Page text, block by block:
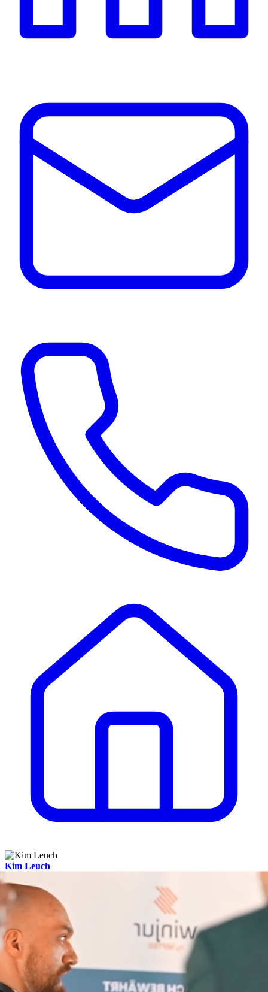
Kim Leuch
Head of Legal, Compliance & Corporate Affairs, Swiss
International Air Lines Ltd.